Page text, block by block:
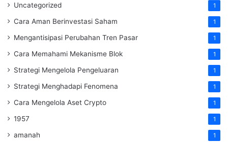
Uncategorized 1
Cara Aman Berinvestasi Saham 1
Mengantisipasi Perubahan Tren Pasar 1
Cara Memahami Mekanisme Blok 1
Strategi Mengelola Pengeluaran 1
Strategi Menghadapi Fenomena 1
Cara Mengelola Aset Crypto 1
1957 1
amanah 1